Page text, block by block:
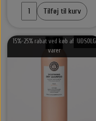
Tilføj til kurv
15%-25% rabat ved køb af flere MN
varer
UDSOLGT